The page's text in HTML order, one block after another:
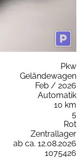
Pkw
Geländewagen
Feb / 2026
Automatik
10 km
5
Rot
Zentrallager
ab ca. 12.08.2026
1075426